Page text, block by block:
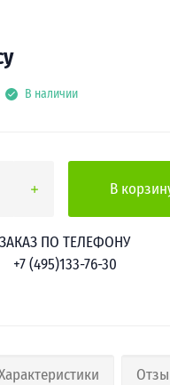
В наличии
В
ЗАКАЗ ПО ТЕЛЕФОНУ
+7 (495)133-76-30